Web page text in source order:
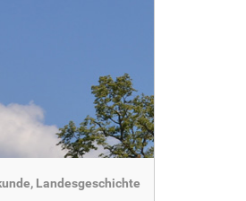
Landesgeschichte